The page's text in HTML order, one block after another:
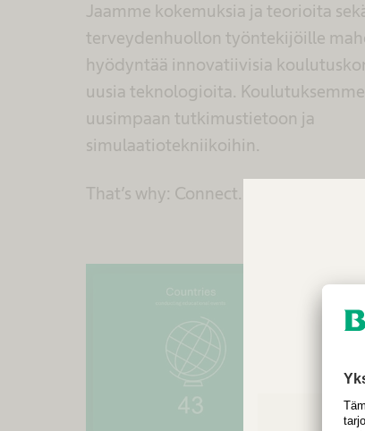
Jaamme kokemuksia ja teorioita
terveydenhuollon työntekijöille
hyödyntää innovatiivisia
uusia teknologioita.
uusimpaan tutkimustietoon ja
simulaatiotekniikoihin.
That’s why: Connect. Exchange.